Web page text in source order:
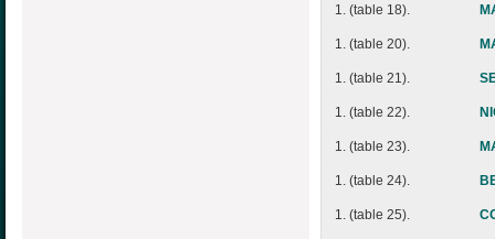
1. (table 18).
1. (table 20).
1. (table 21).
1. (table 22).
1. (table 23).
1. (table 24).
1. (table 25).